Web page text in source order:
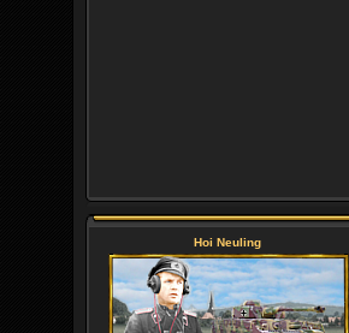
Hoi Neuling